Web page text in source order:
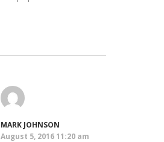
MARK JOHNSON
August 5, 2016 11:20 am